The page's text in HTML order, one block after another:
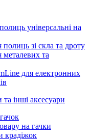
універсальні на
полиць зі скла та дроту
металевих та
для електронних
інші аксесуари
на гачки
крадіжок